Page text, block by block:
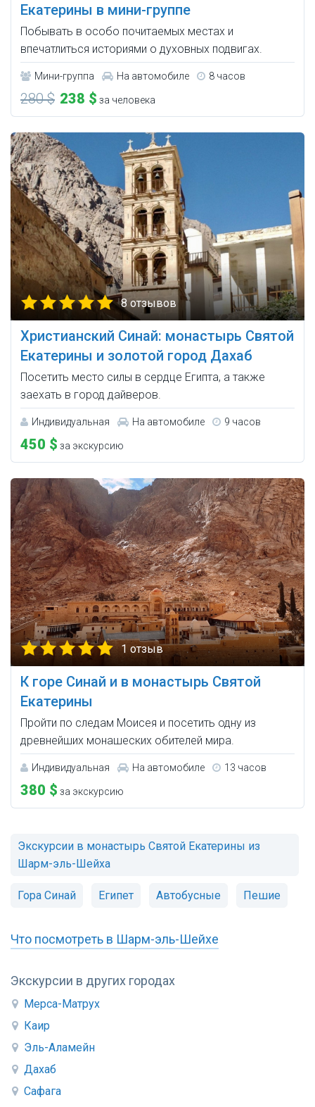
Экскурсии в других городах
Мерса-Матрух
Каир
Эль-Аламейн
Дахаб
Сафага
Екатерины в мини-группе
Побывать в особо почитаемых местах и
впечатлиться историями о духовных подвигах.
Мини-группа На автомобиле 8 часов
280 $ 238 $ за человека
8 отзывов
Христианский Синай: монастырь Святой
Екатерины и золотой город Дахаб
Посетить место силы в сердце Египта, а также
заехать в город дайверов.
Индивидуальная На автомобиле 9 часов
450 $ за экскурсию
1 отзыв
К горе Синай и в монастырь Святой
Екатерины
Пройти по следам Моисея и посетить одну из
древнейших монашеских обителей мира.
Индивидуальная На автомобиле 13 часов
380 $ за экскурсию
Экскурсии в монастырь Святой Екатерины из
Шарм-эль-Шейха
Гора Синай Египет Автобусные Пешие
Что посмотреть в Шарм-эль-Шейхе